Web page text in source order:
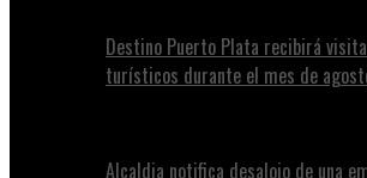
Destino Puerto Plata recibirá
turísticos durante el mes de
Alcaldia notifica desalojo de una